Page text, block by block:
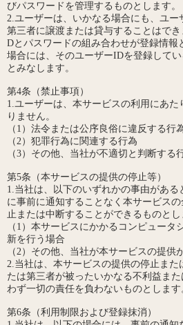
びパスワードを管理するものとします。
2.ユーザーは、いかなる場合にも、ユ
第三者に譲渡または貸与することはで
Dとパスワードの組み合わせが登録情報
場合には、そのユーザーIDを登録して
とみなします。
第4条（禁止事項）
1.ユーザーは、本サービスの利用にあ
りません。
（1）法令または公序良俗に違反する行
（2）犯罪行為に関連する行為
（3）その他、当社が不適切と判断する
第5条（本サービスの提供の停止等）
1.当社は、以下のいずれかの事由があ
に事前に通知することなく本サービス
止または中断することができるものとし
（1）本サービスにかかるコンピュータ
新を行う場合
（2）その他、当社が本サービスの提供
2.当社は、本サービスの提供の停止また
たは第三者が被ったいかなる不利益ま
わず一切の責任を負わないものとします
第6条（利用制限および登録抹消）